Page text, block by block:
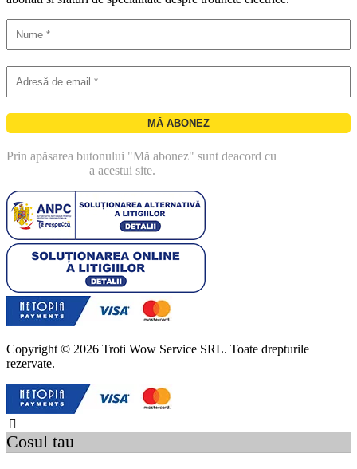
Prin apăsarea butonului "Mă abonez" sunt deacord cu
a acestui site.
Copyright © 2026 Troti Wow Service SRL. Toate drepturile
rezervate.
Cosul tau